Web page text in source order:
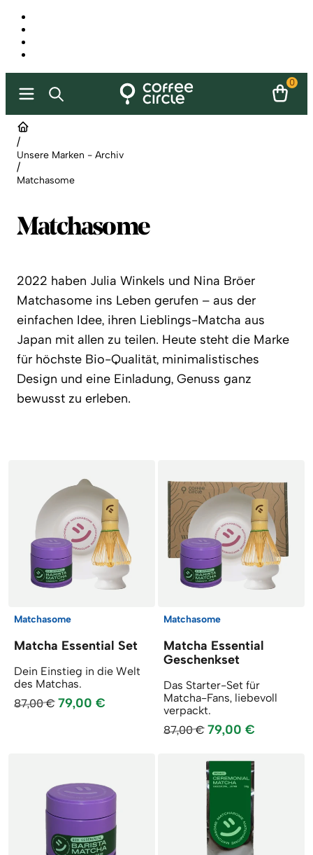
0
/
Unsere Marken - Archiv
/
Matchasome
Matchasome
2022 haben Julia Winkels und Nina Bröer
Matchasome ins Leben gerufen – aus der
einfachen Idee, ihren Lieblings-Matcha aus
Japan mit allen zu teilen. Heute steht die Marke
für höchste Bio-Qualität, minimalistisches
Design und eine Einladung, Genuss ganz
bewusst zu erleben.
Matchasome
Matcha Essential Set
Dein Einstieg in die Welt
des Matchas.
87,00 € 79,00 €
Matchasome
Matcha Essential
Geschenkset
Das Starter-Set für
Matcha-Fans, liebevoll
verpackt.
87,00 € 79,00 €